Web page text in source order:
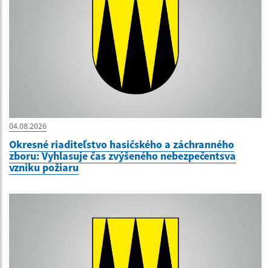
04.08.2026
Okresné riaditeľstvo hasičského a záchranného
zboru: Vyhlasuje čas zvýšeného nebezpečentsva
vzniku požiaru